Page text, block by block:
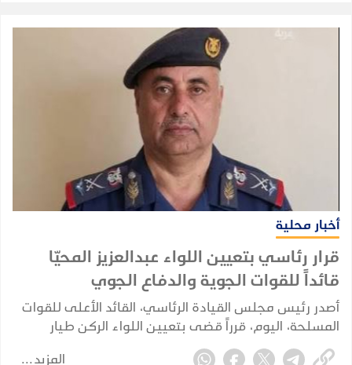
أخبار محلية
قرار رئاسي بتعيين اللواء عبدالعزيز المحيّا
قائداً للقوات الجوية والدفاع الجوي
أصدر رئيس مجلس القيادة الرئاسي، القائد الأعلى للقوات
المسلحة، اليوم، قرراً قضى بتعيين اللواء الركن طيار
عبدالعزيز سعيد هزاع المحيا قائداً للقوات الجوية والدفاع
المزيد